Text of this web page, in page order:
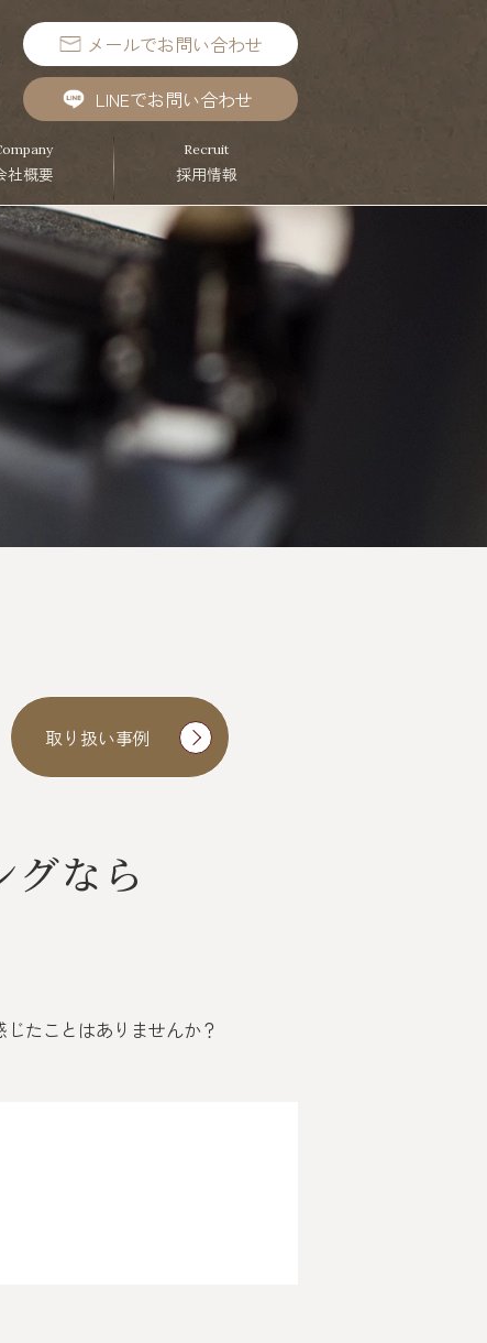
メールでお問い合わせ
LINEでお問い合わせ
社概要
Recruit
採用情報
取り扱い事例
グなら
たことはありませんか？